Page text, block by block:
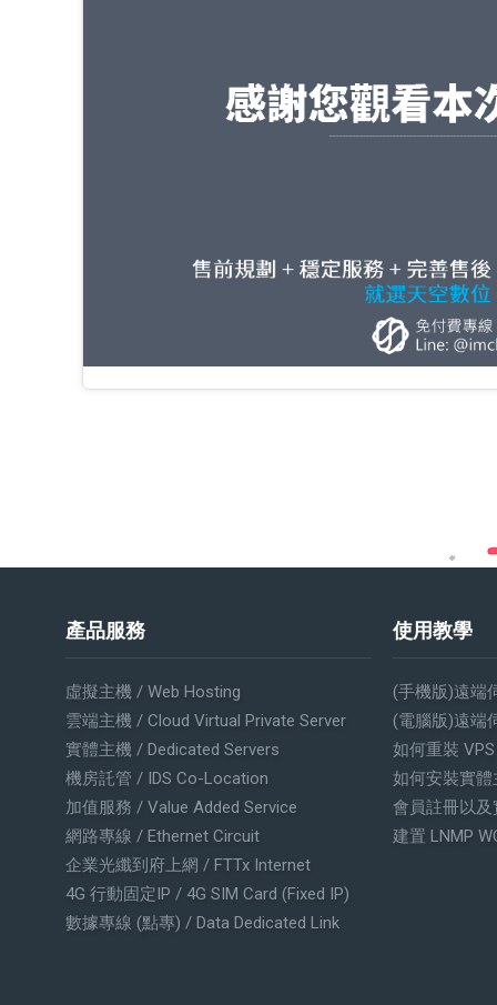
產品服務
虛擬主機 / Web Hosting
雲端主機 / Cloud Virtual Private Server
實體主機 / Dedicated Servers
機房託管 / IDS Co-Location
加值服務 / Value Added Service
網路專線 / Ethernet Circuit
企業光纖到府上網 / FTTx Internet
4G 行動固定IP / 4G SIM Card (Fixed IP)
數據專線 (點專) / Data Dedicated Link
使用教學
(手機版)遠端
(電腦版)遠端
如何重裝
如何安裝實體
會員註冊以
建置 LNMP